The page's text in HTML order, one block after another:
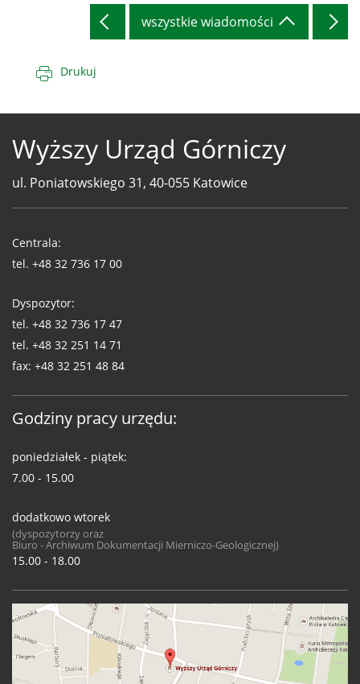
wszystkie wiadomości
Drukuj
Wyższy Urząd Górniczy
ul. Poniatowskiego 31, 40-055 Katowice
WUG
Centrala:
tel. +48 32 736 17 00
Dyspozytor:
tel. +48 32 736 17 47
tel. +48 32 251 14 71
fax: +48 32 251 48 84
Godziny pracy urzędu:
poniedziałek - piątek:
7.00 - 15.00
dodatkowo wtorek
(dyspozytorzy oraz
Biuro - Archiwum Dokumentacji Mierniczo-Geologicznej)
15.00 - 18.00